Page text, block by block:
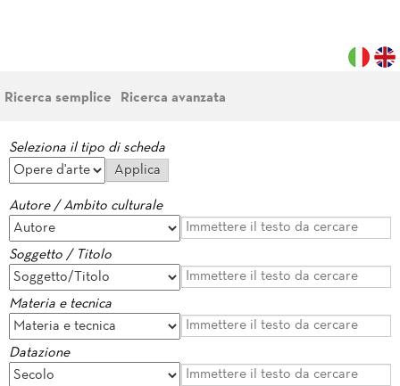
Ricerca semplice Ricerca avanzata
Seleziona il tipo di scheda
Autore / Ambito culturale
Soggetto / Titolo
Materia e tecnica
Datazione